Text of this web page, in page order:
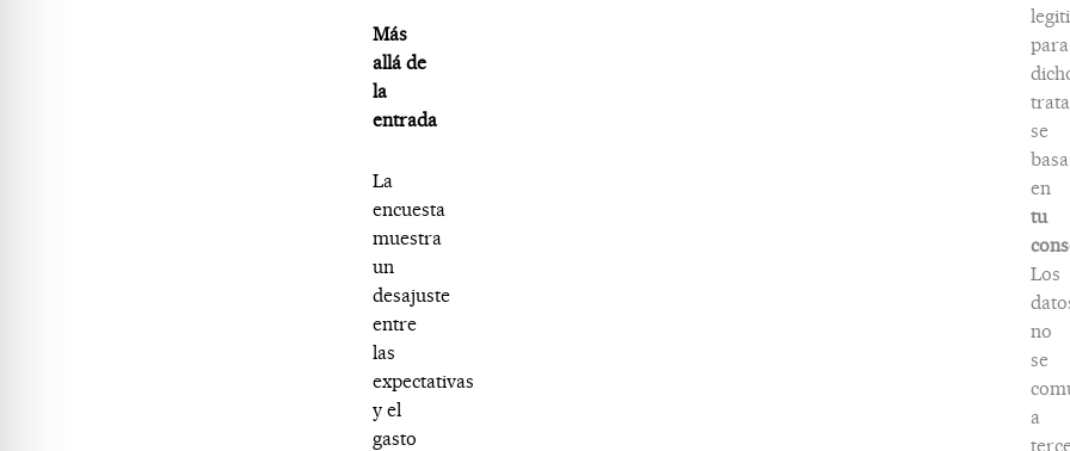
Más
allá de
la
entrada
La
encuesta
muestra
un
desajuste
entre
las
expectativas
y el
gasto
para
se
basa
en
tu
Los
no
se
a